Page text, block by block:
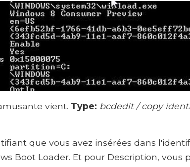
vient. Type: bcdedit / copy
que vous avez insérées dans
Boot Loader. Et pour Description, vous